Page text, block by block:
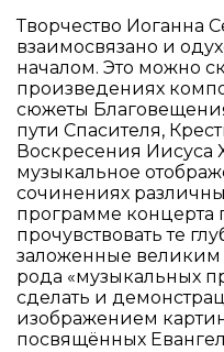
Творчество Иоганна
взаимосвязано и
началом. Это можно
произведениях
сюжеты
пути Спасителя,
Воскресения Иисуса
музыкальное
сочинениях
программе концерта
прочувствовать те
заложенные великим
рода «музыкальных
сделать и
изображением
посвящённых